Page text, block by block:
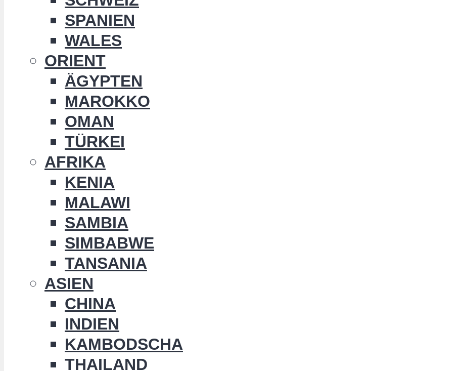
SPANIEN
WALES
ORIENT
ÄGYPTEN
MAROKKO
OMAN
TÜRKEI
AFRIKA
KENIA
MALAWI
SAMBIA
SIMBABWE
TANSANIA
ASIEN
CHINA
INDIEN
KAMBODSCHA
THAILAND